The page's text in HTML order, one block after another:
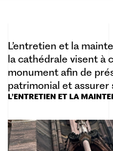
L’entretien et la
la cathédrale visent à
monument afin de
patrimonial et assurer
L’ENTRETIEN ET LA